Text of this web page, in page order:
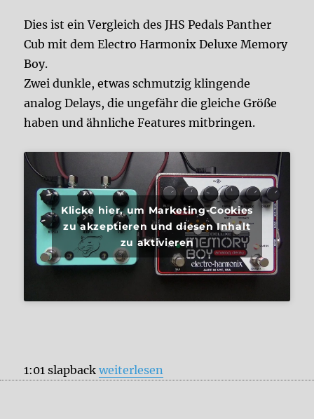
Dies ist ein Vergleich des JHS Pedals Panther
Cub mit dem Electro Harmonix Deluxe Memory
Boy.
Zwei dunkle, etwas schmutzig klingende
analog Delays, die ungefähr die gleiche Größe
haben und ähnliche Features mitbringen.
Klicke hier, um Marketing-Cookies
zu akzeptieren und diesen Inhalt
zu aktivieren
1:01 slapback„JHS Pedals Panther Cub vs. Electro
weiterlesen